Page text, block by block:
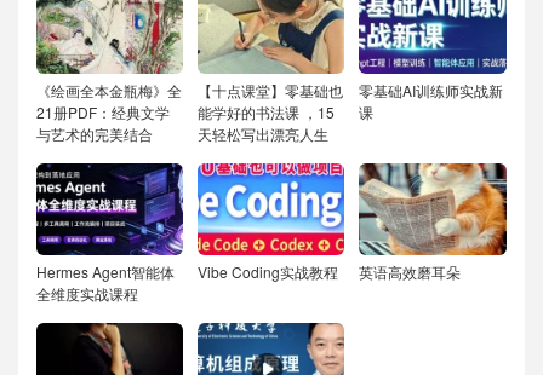
《绘画全本金瓶梅》全
21册PDF：经典文学
与艺术的完美结合
【十点课堂】零基础也
能学好的书法课 ，15
天轻松写出漂亮人生
零基础AI训练师实战新
课
Hermes Agent智能体
全维度实战课程
Vibe Coding实战教程 英语高效磨耳朵